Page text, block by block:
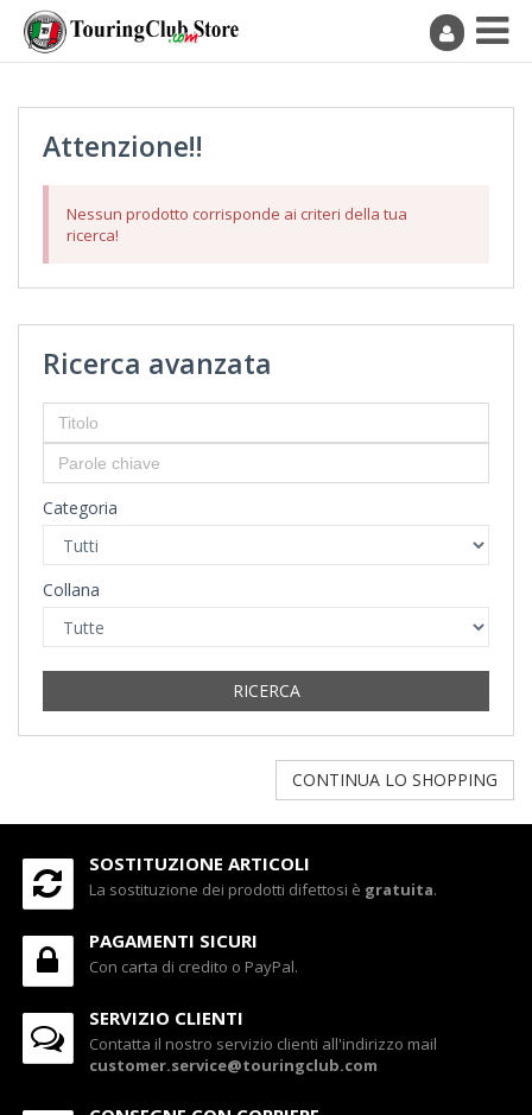
Attenzione!!
Nessun prodotto corrisponde ai criteri della tua
ricerca!
Ricerca avanzata
Categoria
Collana
RICERCA
CONTINUA LO SHOPPING
SOSTITUZIONE ARTICOLI
La sostituzione dei prodotti difettosi è gratuita.
PAGAMENTI SICURI
Con carta di credito o PayPal.
SERVIZIO CLIENTI
Contatta il nostro servizio clienti all'indirizzo mail
customer.service@touringclub.com